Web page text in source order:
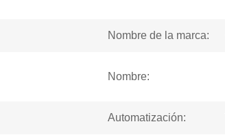
Nombre de la marca:
Nombre:
Automatización: